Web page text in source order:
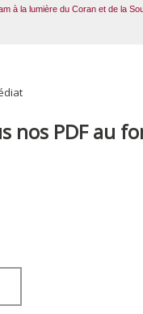
à la lumière du Coran et de la
nos PDF au